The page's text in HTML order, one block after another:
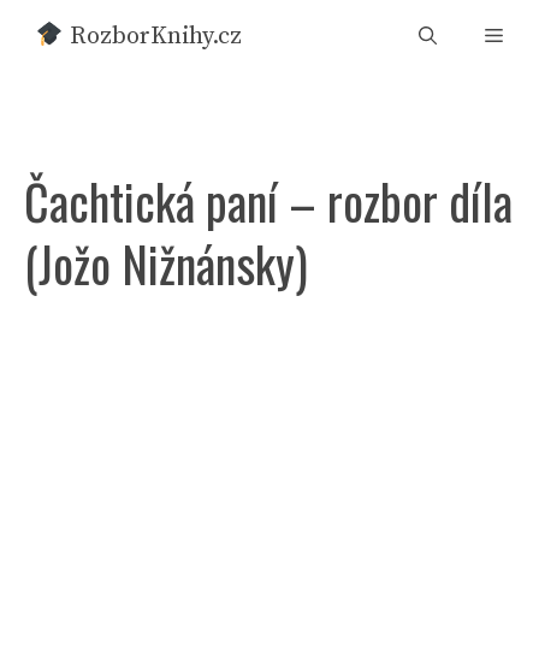
Přeskočit
RozborKnihy.cz
Čachtická paní – rozbor díla
(Jožo Nižnánsky)